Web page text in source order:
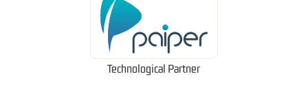
Technological Partner